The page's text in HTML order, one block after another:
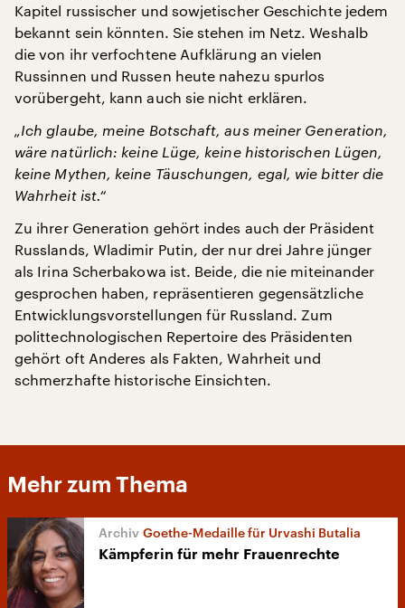
Kapitel russischer und sowjetischer Geschichte jedem
bekannt sein könnten. Sie stehen im Netz. Weshalb
die von ihr verfochtene Aufklärung an vielen
Russinnen und Russen heute nahezu spurlos
vorübergeht, kann auch sie nicht erklären.
„Ich glaube, meine Botschaft, aus meiner Generation,
wäre natürlich: keine Lüge, keine historischen Lügen,
keine Mythen, keine Täuschungen, egal, wie bitter die
Wahrheit ist.“
Zu ihrer Generation gehört indes auch der Präsident
Russlands, Wladimir Putin, der nur drei Jahre jünger
als Irina Scherbakowa ist. Beide, die nie miteinander
gesprochen haben, repräsentieren gegensätzliche
Entwicklungsvorstellungen für Russland. Zum
polittechnologischen Repertoire des Präsidenten
gehört oft Anderes als Fakten, Wahrheit und
schmerzhafte historische Einsichten.
Mehr zum Thema
Goethe-Medaille für Urvashi Butalia
Kämpferin für mehr Frauenrechte